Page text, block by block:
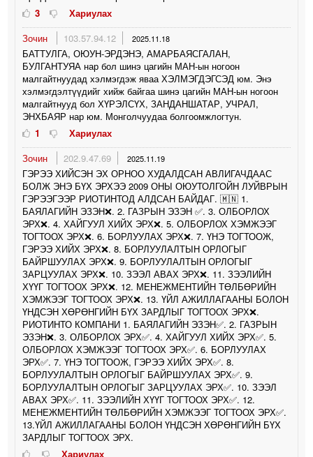
3
Хариулах
Зочин
103.57.94.12 2025.11.18
БАТТУЛГА, ОЮУН-ЭРДЭНЭ, АМАРБАЯСГАЛАН,
БУЛГАНТУЯА нар бол шинэ цагийн МАН-ын ногоон
малгайтнуудад хэлмэгдэж яваа ХЭЛМЭГДЭГСЭД юм. Энэ
хэлмэгдэлтүүдийг хийж байгаа шинэ цагийн МАН-ын ногоон
малгайтнууд бол ХҮРЭЛСҮХ, ЗАНДАНШАТАР, УЧРАЛ,
ЭНХБАЯР нар юм. Монголчуудаа болгоомжлогтун.
1
Хариулах
Зочин
202.9.47.69 2025.11.19
ГЭРЭЭ ХИЙСЭН ЭХ ОРНОО ХУДАЛДСАН АВЛИГАЧДААС
БОЛЖ ЭНЭ БҮХ ЭРХЭЭ 2009 ОНЫ ОЮУТОЛГОЙН ЛУЙВРЫН
ГЭРЭЭГЭЭР РИОТИНТОД АЛДСАН БАЙДАГ. 🇲🇳 1.
БАЯЛАГИЙН ЭЗЭН❌️. 2. ГАЗРЫН ЭЗЭН ✅️. 3. ОЛБОРЛОХ
ЭРХ❌️. 4. ХАЙГУУЛ ХИЙХ ЭРХ❌️. 5. ОЛБОРЛОХ ХЭМЖЭЭГ
ТОГТООХ ЭРХ❌️. 6. БОРЛУУЛАХ ЭРХ❌️. 7. ҮНЭ ТОГТООЖ,
ГЭРЭЭ ХИЙХ ЭРХ❌️. 8. БОРЛУУЛАЛТЫН ОРЛОГЫГ
БАЙРШУУЛАХ ЭРХ❌️. 9. БОРЛУУЛАЛТЫН ОРЛОГЫГ
ЗАРЦУУЛАХ ЭРХ❌️. 10. ЗЭЭЛ АВАХ ЭРХ❌️. 11. ЗЭЭЛИЙН
ХҮҮГ ТОГТООХ ЭРХ❌️. 12. МЕНЕЖМЕНТИЙН ТӨЛБӨРИЙН
ХЭМЖЭЭГ ТОГТООХ ЭРХ❌️. 13. ҮЙЛ АЖИЛЛАГААНЫ БОЛОН
ҮНДСЭН ХӨРӨНГИЙН БҮХ ЗАРДЛЫГ ТОГТООХ ЭРХ❌️.
РИОТИНТО КОМПАНИ 1. БАЯЛАГИЙН ЭЗЭН✅️. 2. ГАЗРЫН
ЭЗЭН❌️. 3. ОЛБОРЛОХ ЭРХ✅️. 4. ХАЙГУУЛ ХИЙХ ЭРХ✅️. 5.
ОЛБОРЛОХ ХЭМЖЭЭГ ТОГТООХ ЭРХ✅️. 6. БОРЛУУЛАХ
ЭРХ✅️. 7. ҮНЭ ТОГТООЖ, ГЭРЭЭ ХИЙХ ЭРХ✅️. 8.
БОРЛУУЛАЛТЫН ОРЛОГЫГ БАЙРШУУЛАХ ЭРХ✅️. 9.
БОРЛУУЛАЛТЫН ОРЛОГЫГ ЗАРЦУУЛАХ ЭРХ✅️. 10. ЗЭЭЛ
АВАХ ЭРХ✅️. 11. ЗЭЭЛИЙН ХҮҮГ ТОГТООХ ЭРХ✅️. 12.
МЕНЕЖМЕНТИЙН ТӨЛБӨРИЙН ХЭМЖЭЭГ ТОГТООХ ЭРХ✅️.
13.ҮЙЛ АЖИЛЛАГААНЫ БОЛОН ҮНДСЭН ХӨРӨНГИЙН БҮХ
ЗАРДЛЫГ ТОГТООХ ЭРХ.
Хариулах